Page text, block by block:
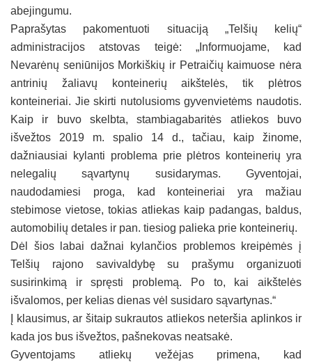
abejingumu.
Paprašytas pakomentuoti situaciją „Telšių kelių“
administracijos atstovas teigė: „Informuojame, kad
Nevarėnų seniūnijos Morkiškių ir Petraičių kaimuose nėra
antrinių žaliavų konteinerių aikštelės, tik plėtros
konteineriai. Jie skirti nutolusioms gyvenvietėms naudotis.
Kaip ir buvo skelbta, stambiagabaritės atliekos buvo
išvežtos 2019 m. spalio 14 d., tačiau, kaip žinome,
dažniausiai kylanti problema prie plėtros konteinerių yra
nelegalių sąvartynų susidarymas. Gyventojai,
naudodamiesi proga, kad konteineriai yra mažiau
stebimose vietose, tokias atliekas kaip padangas, baldus,
automobilių detales ir pan. tiesiog palieka prie konteinerių.
Dėl šios labai dažnai kylančios problemos kreipėmės į
Telšių rajono savivaldybę su prašymu organizuoti
susirinkimą ir spręsti problemą. Po to, kai aikštelės
išvalomos, per kelias dienas vėl susidaro sąvartynas.“
Į klausimus, ar šitaip sukrautos atliekos neteršia aplinkos ir
kada jos bus išvežtos, pašnekovas neatsakė.
Gyventojams atliekų vežėjas primena, kad